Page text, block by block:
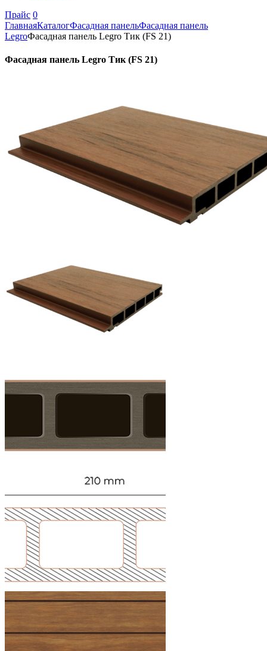
Прайс 0
ГлавнаяКаталогФасадная панельФасадная панель
LegroФасадная панель Legro Тик (FS 21)
Фасадная панель Legro Тик (FS 21)